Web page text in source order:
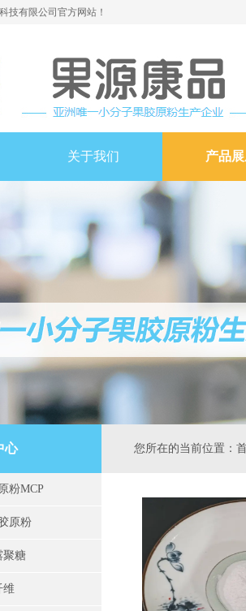
技有限公司官方网站！
关于我们 产品
心
粉MCP
原粉
聚糖
维
您所在的当前位置：